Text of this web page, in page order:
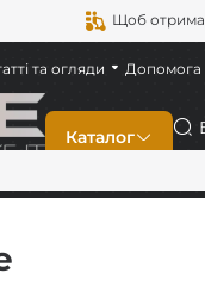
Щоб
Каталог
та огляди Допомога